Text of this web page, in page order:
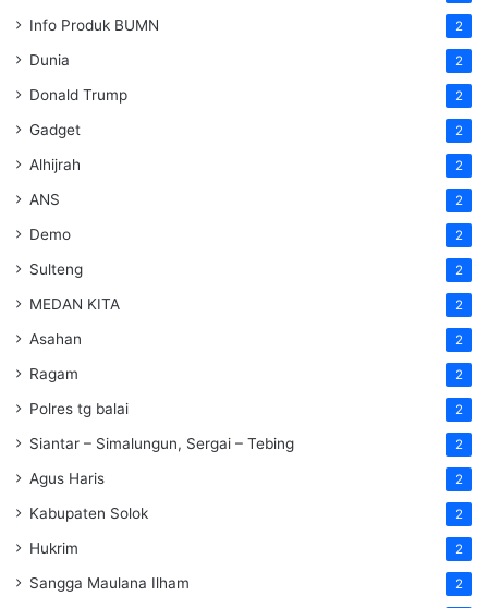
Info Produk BUMN 2
Dunia 2
Donald Trump 2
Gadget 2
Alhijrah 2
ANS 2
Demo 2
Sulteng 2
MEDAN KITA 2
Asahan 2
Ragam 2
Polres tg balai 2
Siantar – Simalungun, Sergai – Tebing 2
Agus Haris 2
Kabupaten Solok 2
Hukrim 2
Sangga Maulana Ilham 2